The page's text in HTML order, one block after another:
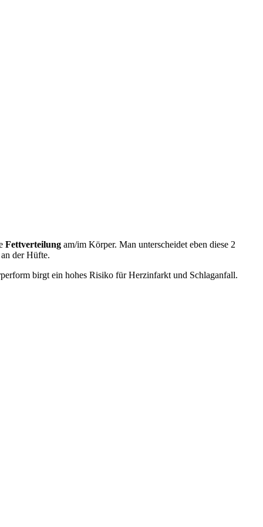
Fettverteilung am/im Körper. Man unterscheidet eben diese 2
der Hüfte.
birgt ein hohes Risiko für Herzinfarkt und Schlaganfall.